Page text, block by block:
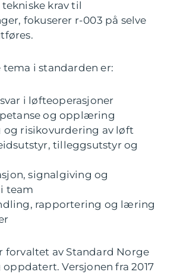
krav til
fokuserer r-003 på selve
tema i standarden er:
i løfteoperasjoner
og opplæring
og risikovurdering av løft
tilleggsutstyr og
signalgiving og
team
rapportering og læring
forvaltet av Standard Norge
Versjonen fra 2017